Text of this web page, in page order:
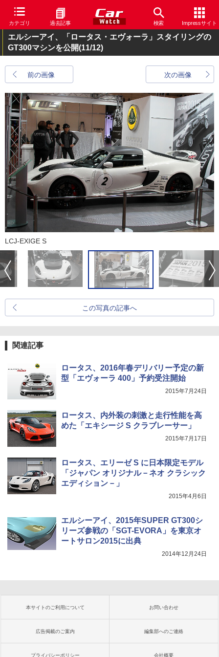
カテゴリ 過去記事 検索 Impressサイト
エルシーアイ、「ロータス・エヴォーラ」スタイリングの
GT300マシンを公開(11/12)
前の画像 次の画像
LCJ-EXIGE S
この写真の記事へ
関連記事
ロータス、2016年春デリバリー予定の新
型「エヴォーラ 400」予約受注開始
2015年7月24日
ロータス、内外装の刺激と走行性能を高
めた「エキシージ S クラブレーサー」
2015年7月17日
ロータス、エリーゼ S に日本限定モデル
「ジャパン オリジナル－ネオ クラシック
エディション－」
2015年4月6日
エルシーアイ、2015年SUPER GT300シ
リーズ参戦の「SGT-EVORA」を東京オ
ートサロン2015に出典
2014年12月24日
本サイトのご利用について お問い合わせ
広告掲載のご案内 編集部へのご連絡
プライバシーポリシー 会社概要